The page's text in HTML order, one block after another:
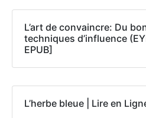
L’art de convaincre: Du
techniques d’influence
EPUB]
L’herbe bleue | Lire en